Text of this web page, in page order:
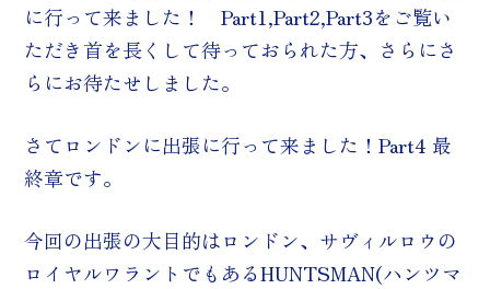
に行って来ました！ Part1,Part2,Part3をご覧い
ただき首を長くして待っておられた方、さらにさ
らにお待たせしました。
さてロンドンに出張に行って来ました！Part4 最
終章です。
今回の出張の大目的はロンドン、サヴィルロウの
ロイヤルワラントでもあるHUNTSMAN(ハンツマ